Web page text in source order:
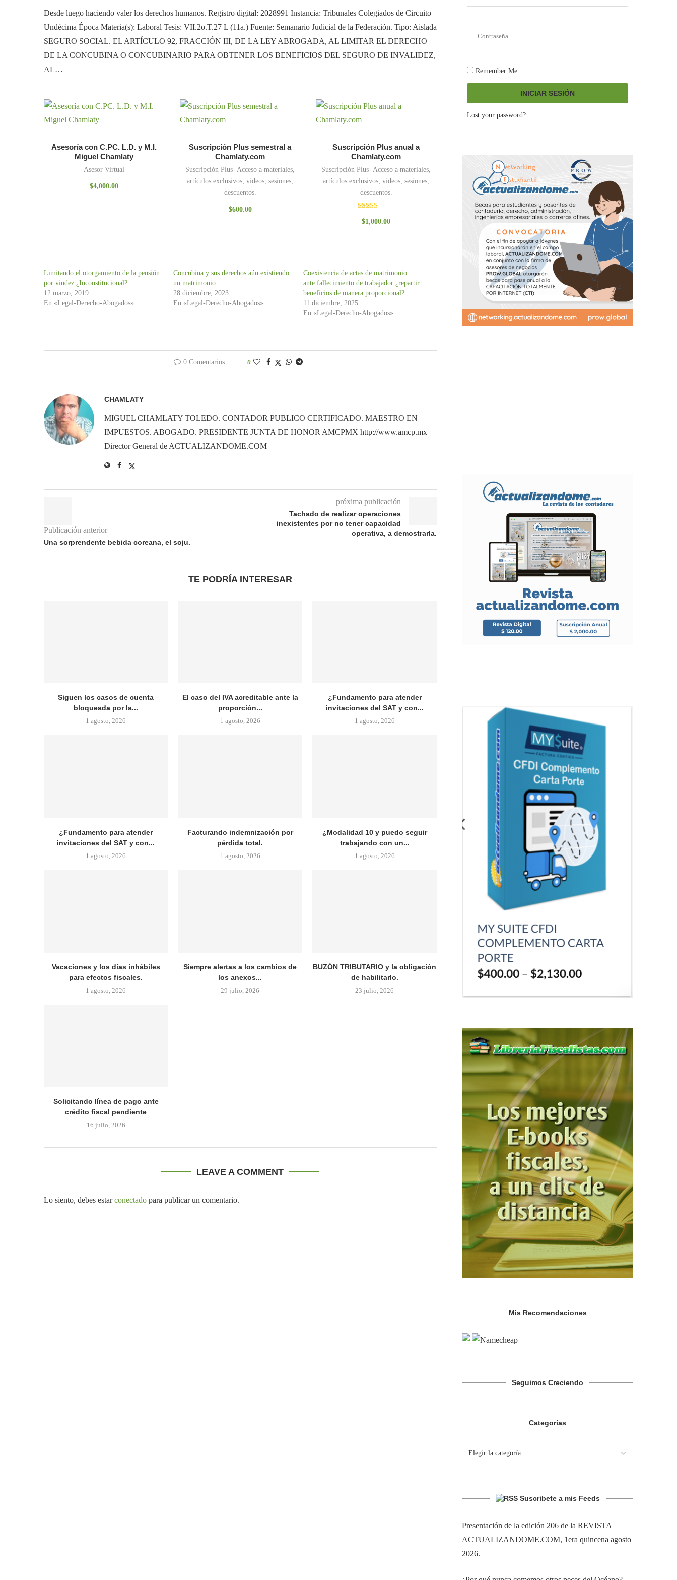
Desde luego haciendo valer los derechos humanos. Registro digital: 2028991 Instancia: Tribunales Colegiados de Circuito
Undécima Época Materia(s): Laboral Tesis: VII.2o.T.27 L (11a.) Fuente: Semanario Judicial de la Federación. Tipo: Aislada
SEGURO SOCIAL. EL ARTÍCULO 92, FRACCIÓN III, DE LA LEY ABROGADA, AL LIMITAR EL DERECHO
DE LA CONCUBINA O CONCUBINARIO PARA OBTENER LOS BENEFICIOS DEL SEGURO DE INVALIDEZ,
AL…
Asesoría con C.PC. L.D. y M.I.
Miguel Chamlaty
Asesor Virtual
$4,000.00
Suscripción Plus semestral a
Chamlaty.com
Suscripción Plus- Acceso a materiales,
artículos exclusivos, videos, sesiones,
descuentos.
$600.00
Suscripción Plus anual a
Chamlaty.com
Suscripción Plus- Acceso a materiales,
artículos exclusivos, videos, sesiones,
descuentos.
con
$1,000.00
Limitando el otorgamiento de la pensión
por viudez ¿Inconstitucional?
12 marzo, 2019
En «Legal-Derecho-Abogados»
Concubina y sus derechos aún existiendo
un matrimonio.
28 diciembre, 2023
En «Legal-Derecho-Abogados»
Coexistencia de actas de matrimonio
ante fallecimiento de trabajador ¿repartir
beneficios de manera proporcional?
11 diciembre, 2025
En «Legal-Derecho-Abogados»
0 Comentarios 0
CHAMLATY
MIGUEL CHAMLATY TOLEDO. CONTADOR PUBLICO CERTIFICADO. MAESTRO EN
IMPUESTOS. ABOGADO. PRESIDENTE JUNTA DE HONOR AMCPMX http://www.amcp.mx
Director General de ACTUALIZANDOME.COM
Publicación anterior
Una sorprendente bebida coreana, el soju.
próxima publicación
Tachado de realizar operaciones
inexistentes por no tener capacidad
operativa, a demostrarla.
TE PODRÍA INTERESAR
Siguen los casos de cuenta
bloqueada por la...
1 agosto, 2026
El caso del IVA acreditable ante la
proporción...
1 agosto, 2026
¿Fundamento para atender
invitaciones del SAT y con...
1 agosto, 2026
¿Fundamento para atender
invitaciones del SAT y con...
1 agosto, 2026
Facturando indemnización por
pérdida total.
1 agosto, 2026
¿Modalidad 10 y puedo seguir
trabajando con un...
1 agosto, 2026
Vacaciones y los días inhábiles
para efectos fiscales.
1 agosto, 2026
Siempre alertas a los cambios de
los anexos...
29 julio, 2026
BUZÓN TRIBUTARIO y la obligación
de habilitarlo.
23 julio, 2026
Solicitando línea de pago ante
crédito fiscal pendiente
16 julio, 2026
LEAVE A COMMENT
Lo siento, debes estarconectado para publicar un comentario.
Remember Me
INICIAR SESIÓN
Lost your password?
Mis Recomendaciones
Seguimos Creciendo
Categorías
Suscribete a mis Feeds
Presentación de la edición 206 de la REVISTA
ACTUALIZANDOME.COM, 1era quincena agosto
2026.